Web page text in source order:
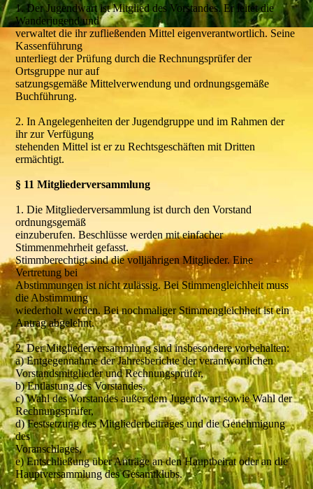
1. Der Jugendwart ist Mitglied des Vorstandes. Er leitet die
Wanderjugend und
verwaltet die ihr zufließenden Mittel eigenverantwortlich. Seine
Kassenführung
unterliegt der Prüfung durch die Rechnungsprüfer der
Ortsgruppe nur auf
satzungsgemäße Mittelverwendung und ordnungsgemäße
Buchführung.
2. In Angelegenheiten der Jugendgruppe und im Rahmen der
ihr zur Verfügung
stehenden Mittel ist er zu Rechtsgeschäften mit Dritten
ermächtigt.
§ 11 Mitgliederversammlung
1. Die Mitgliederversammlung ist durch den Vorstand
ordnungsgemäß
einzuberufen. Beschlüsse werden mit einfacher
Stimmenmehrheit gefasst.
Stimmberechtigt sind die volljährigen Mitglieder. Eine
Vertretung bei
Abstimmungen ist nicht zulässig. Bei Stimmengleichheit muss
die Abstimmung
wiederholt werden. Bei nochmaliger Stimmengleichheit ist ein
Antrag abgelehnt.
2. Der Mitgliederversammlung sind insbesondere vorbehalten:
a) Entgegennahme der Jahresberichte der verantwortlichen
Vorstandsmitglieder und Rechnungsprüfer,
b) Entlastung des Vorstandes,
c) Wahl des Vorstandes außer dem Jugendwart sowie Wahl der
Rechnungsprüfer,
d) Festsetzung des Mitgliederbeitrages und die Genehmigung
des
Voranschlages,
e) Entschließung über Anträge an den Hauptbeirat oder an die
Hauptversammlung des Gesamtklubs.